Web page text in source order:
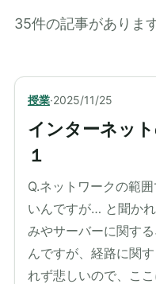
35件の記事があります
授業·2025/11/25
インターネッ
１
Q.ネットワークの範
いんですが… と聞か
みやサーバーに関す
んですが、経路に関
れず悲しいので、こ